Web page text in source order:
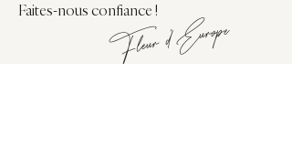
Faites-nous confiance !
Fleur d'Europe